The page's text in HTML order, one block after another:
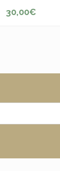
+
30,00€